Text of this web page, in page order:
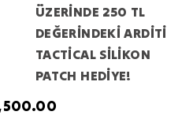
ÜZERİNDE 250 TL
DEĞERİNDEKİ ARDİTİ
TACTİCAL SİLİKON
PATCH HEDİYE!